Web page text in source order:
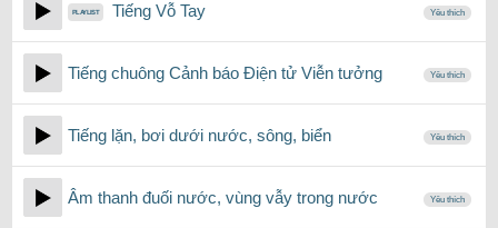
Tiếng Vỗ Tay Yêu thích
Tiếng chuông Cảnh báo Điện tử Viễn tưởng Yêu thích
Tiếng lặn, bơi dưới nước, sông, biển Yêu thích
Âm thanh đuối nước, vùng vẫy trong nước Yêu thích